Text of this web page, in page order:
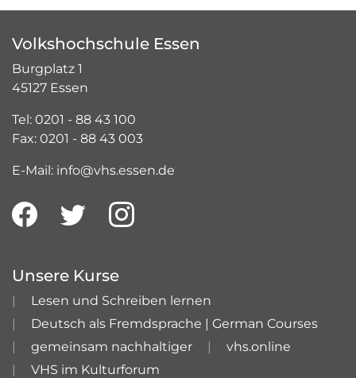
Volkshochschule Essen
Burgplatz 1
45127 Essen
Tel: 0201 - 88 43 100
Fax: 0201 - 88 43 003
E-Mail: info@vhs.essen.de
Unsere Kurse
Lesen und Schreiben lernen
Deutsch als Fremdsprache | German Courses
gemeinsam nachhaltiger
vhs.online
VHS im Kulturforum